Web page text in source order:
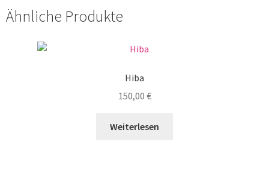
Ähnliche Produkte
Hiba
150,00 €
Weiterlesen